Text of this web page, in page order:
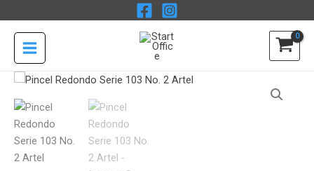
al
contenido
Pincel
Redondo
Serie
103
No.
2
No.
Artel
cantidad